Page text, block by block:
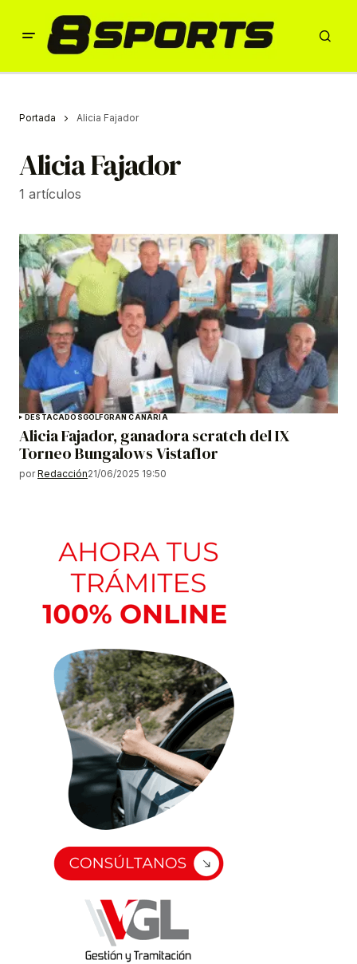
Portada Alicia Fajador
Alicia Fajador
1 artículos
DESTACADOSGOLFGRAN CANARIA
Alicia Fajador, ganadora scratch del IX
Torneo Bungalows Vistaflor
por Redacción21/06/2025 19:50